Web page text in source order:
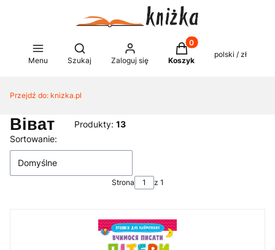
Menu
Otwórz wyszukiwarkę
Szukaj Zaloguj się
Produkty w koszyku:
Koszyk
polski / zł
Przejdź do: knizka.pl
Віват Produkty: 13
Lista produktów
Sortowanie:
Domyślne
Strona z 1